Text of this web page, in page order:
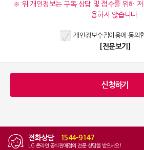
※ 위 개인정보는 구독 상담 및 접수를 위해
용하지 않습니다.
개인정보수집이용에 동의
[전문보기]
전화상담 1544-9147
LG 온라인 공식판매점의 전문 상담을 받으세요!